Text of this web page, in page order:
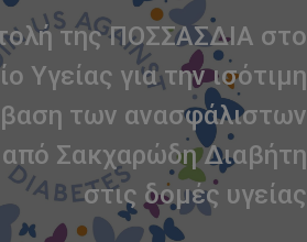
της ΠΟΣΣΑΣΔΙΑ στο
Υγείας για την ισότιμη
των ανασφάλιστων
Σακχαρώδη Διαβήτη
στις δομές υγείας